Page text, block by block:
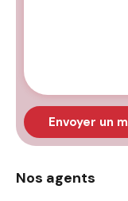
Envoyer un
Nos agents